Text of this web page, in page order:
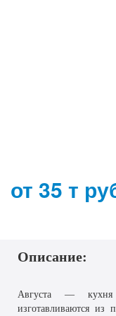
от 35 т
Описание:
Августа — кухня
изготавливаются